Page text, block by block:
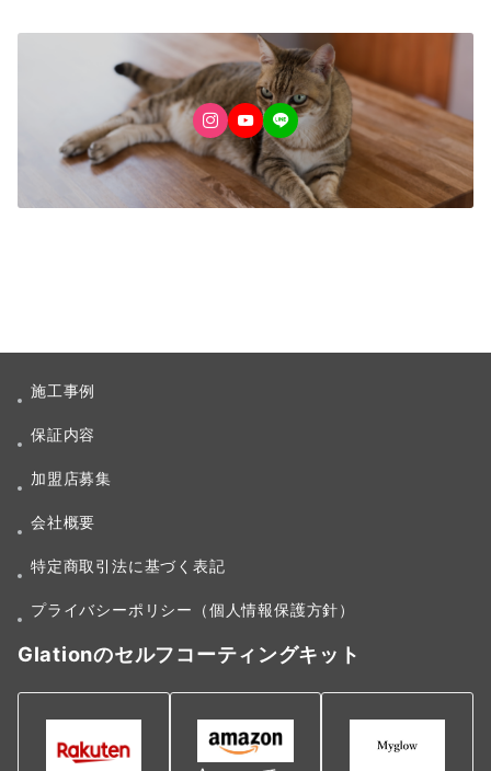
施工事例
保証内容
加盟店募集
会社概要
特定商取引法に基づく表記
プライバシーポリシー（個人情報保護方針）
Glationのセルフコーティングキット